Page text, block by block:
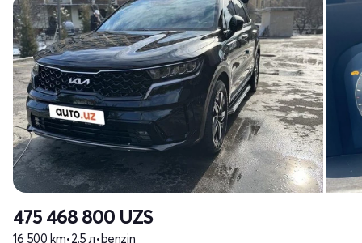
475 468 800 UZS
16 500 km•2.5 л• benzin